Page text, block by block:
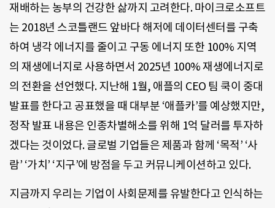
재배하는 농부의 건강한 삶까지 고려한다. 마이크로소프트
는 2018년 스코틀랜드 앞바다 해저에 데이터센터를 구축
하여 냉각 에너지를 줄이고 구동 에너지 또한 100% 지역
의 재생에너지로 사용하면서 2025년 100% 재생에너지로
의 전환을 선언했다. 지난해 1월, 애플의 CEO 팀 쿡이 중대
발표를 한다고 공표했을 때 대부분 ‘애플카’를 예상했지만,
정작 발표 내용은 인종차별해소를 위해 1억 달러를 투자하
겠다는 것이었다. 글로벌 기업들은 제품과 함께 ‘목적’ ‘사
람’ ‘가치’ ‘지구’에 방점을 두고 커뮤니케이션하고 있다.
지금까지 우리는 기업이 사회문제를 유발한다고 인식하는